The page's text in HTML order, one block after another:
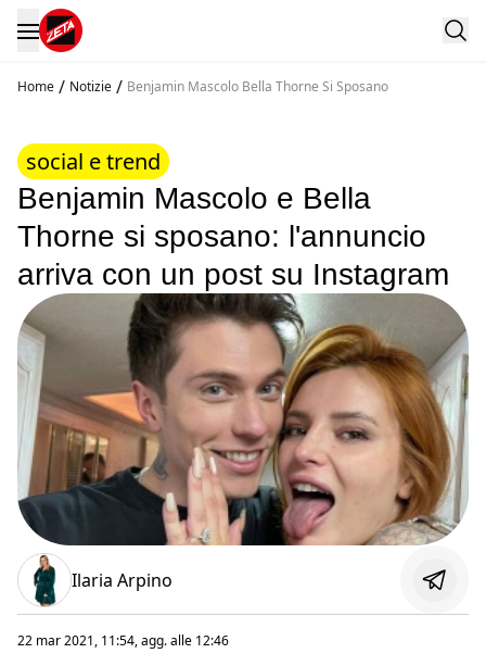
Home / Notizie / Benjamin Mascolo Bella Thorne Si Sposano
social e trend
Benjamin Mascolo e Bella
Thorne si sposano: l'annuncio
arriva con un post su Instagram
Ilaria Arpino
22 mar 2021, 11:54, agg. alle 12:46